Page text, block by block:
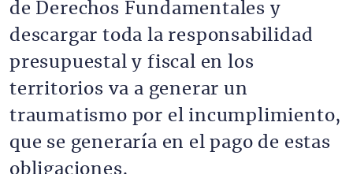
de Derechos Fundamentales y
descargar toda la responsabilidad
presupuestal y fiscal en los
territorios va a generar un
traumatismo por el incumplimiento,
que se generaría en el pago de estas
obligaciones.